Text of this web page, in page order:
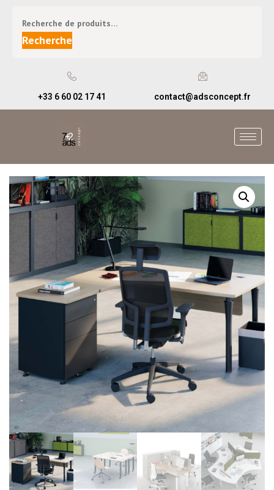
Recherche
+33 6 60 02 17 41 contact@adsconcept.fr